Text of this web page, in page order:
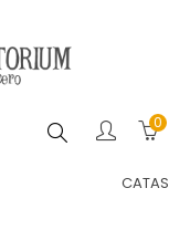
Buscar 0
CATAS